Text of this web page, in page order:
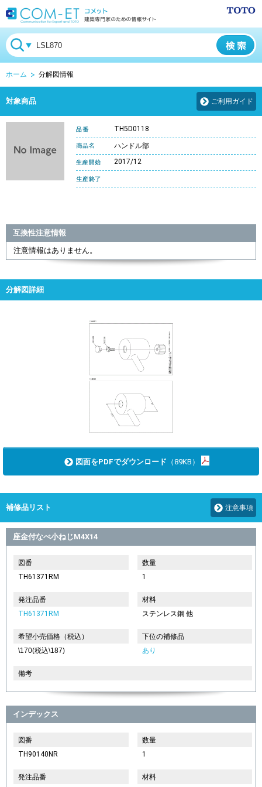
ホーム 分解図情報
対象商品 ご利用ガイド
TH5D0118
ハンドル部
2017/12
互換性注意情報
注意情報はありません。
分解図詳細
図面をPDFでダウンロード （89KB）
補修品リスト 注意事項
座金付なべ小ねじM4X14
図番
TH61371RM
数量
1
発注品番
TH61371RM
材料
ステンレス鋼 他
希望小売価格（税込）
\170(税込\187)
下位の補修品
あり
備考
インデックス
図番
TH90140NR
数量
1
発注品番
材料